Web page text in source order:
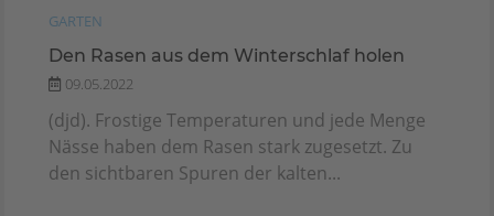
GARTEN
Den Rasen aus dem Winterschlaf holen
09.05.2022
(djd). Frostige Temperaturen und jede Menge
Nässe haben dem Rasen stark zugesetzt. Zu
den sichtbaren Spuren der kalten...